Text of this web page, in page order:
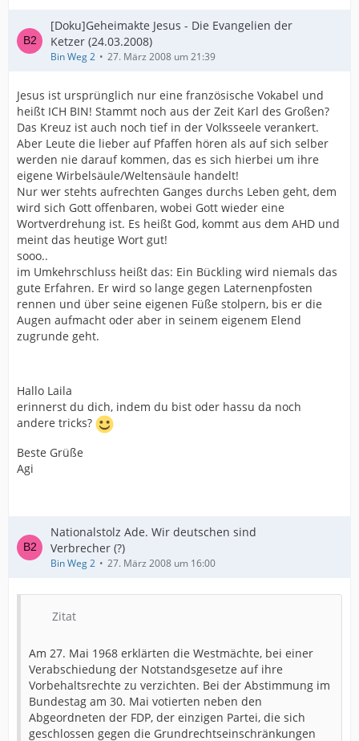
[Doku]Geheimakte Jesus - Die Evangelien der
Ketzer (24.03.2008)
Bin Weg 2 27. März 2008 um 21:39
Jesus ist ursprünglich nur eine französische Vokabel und
heißt ICH BIN! Stammt noch aus der Zeit Karl des Großen?
Das Kreuz ist auch noch tief in der Volksseele verankert.
Aber Leute die lieber auf Pfaffen hören als auf sich selber
werden nie darauf kommen, das es sich hierbei um ihre
eigene Wirbelsäule/Weltensäule handelt!
Nur wer stehts aufrechten Ganges durchs Leben geht, dem
wird sich Gott offenbaren, wobei Gott wieder eine
Wortverdrehung ist. Es heißt God, kommt aus dem AHD und
meint das heutige Wort gut!
sooo..
im Umkehrschluss heißt das: Ein Bückling wird niemals das
gute Erfahren. Er wird so lange gegen Laternenpfosten
rennen und über seine eigenen Füße stolpern, bis er die
Augen aufmacht oder aber in seinem eigenem Elend
zugrunde geht.
Hallo Laila
erinnerst du dich, indem du bist oder hassu da noch
andere tricks?
Beste Grüße
Agi
Nationalstolz Ade. Wir deutschen sind
Verbrecher (?)
Bin Weg 2 27. März 2008 um 16:00
Zitat
Am 27. Mai 1968 erklärten die Westmächte, bei einer
Verabschiedung der Notstandsgesetze auf ihre
Vorbehaltsrechte zu verzichten. Bei der Abstimmung im
Bundestag am 30. Mai votierten neben den
Abgeordneten der FDP, der einzigen Partei, die sich
geschlossen gegen die Grundrechtseinschränkungen